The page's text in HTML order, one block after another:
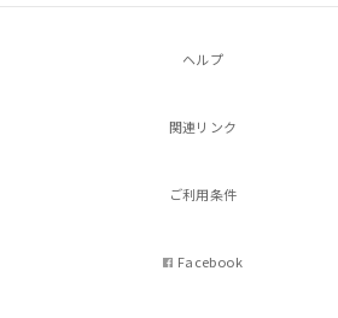
ヘルプ
関連リンク
ご利用条件
Facebook